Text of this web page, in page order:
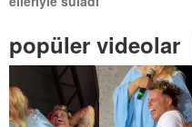
popüler videolar